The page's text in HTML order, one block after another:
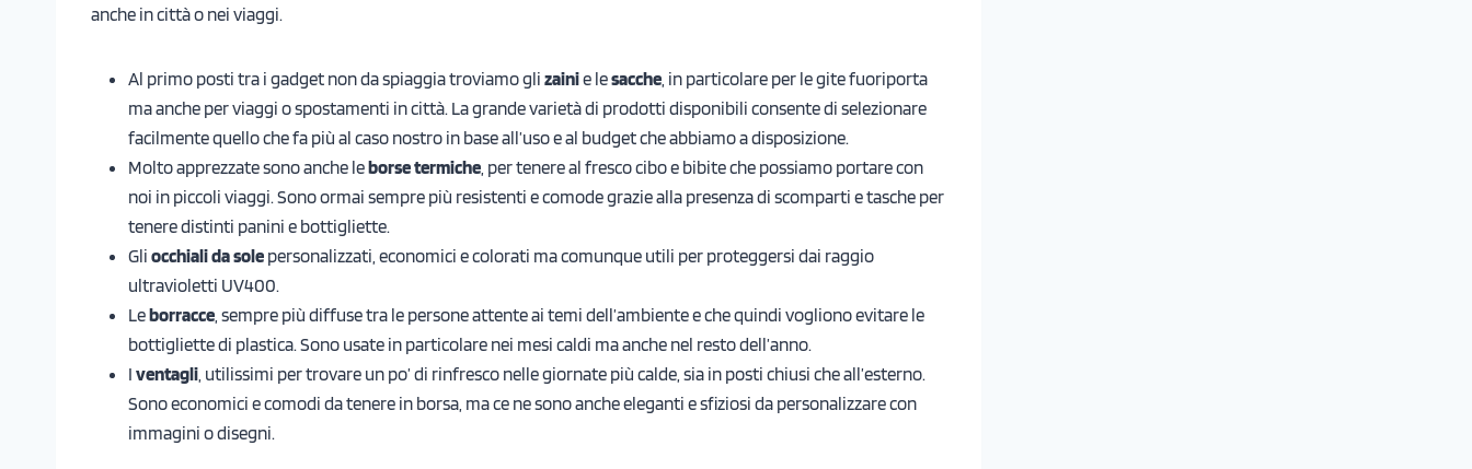
anche in città o nei viaggi.
Al primo posti tra i gadget non da spiaggia troviamo gli zainie lesacche , in particolare per le gite fuoriporta
ma anche per viaggi o spostamenti in città. La grande varietà di prodotti disponibili consente di selezionare
facilmente quello che fa più al caso nostro in base all’uso e al budget che abbiamo a disposizione.
Molto apprezzate sono anche leborse termiche , per tenere al fresco cibo e bibite che possiamo portare con
noi in piccoli viaggi. Sono ormai sempre più resistenti e comode grazie alla presenza di scomparti e tasche per
tenere distinti panini e bottigliette.
Gli occhiali da sole personalizzati, economici e colorati ma comunque utili per proteggersi dai raggio
ultravioletti UV400.
Leborracce , sempre più diffuse tra le persone attente ai temi dell’ambiente e che quindi vogliono evitare le
bottigliette di plastica. Sono usate in particolare nei mesi caldi ma anche nel resto dell’anno.
I ventagli , utilissimi per trovare un po’ di rinfresco nelle giornate più calde, sia in posti chiusi che all’esterno.
Sono economici e comodi da tenere in borsa, ma ce ne sono anche eleganti e sfiziosi da personalizzare con
immagini o disegni.